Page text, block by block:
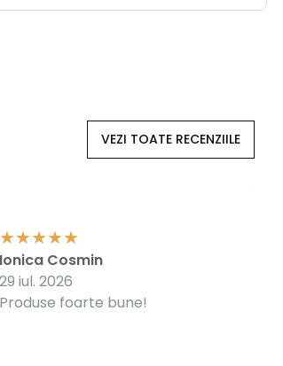
VEZI TOATE RECENZIILE
Produse foarte bune!
Ionica Cosmin
29 iul. 2026